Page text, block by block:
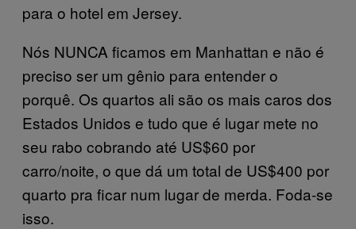
para o hotel em Jersey.
Nós NUNCA ficamos em Manhattan e não é
preciso ser um gênio para entender o
porquê. Os quartos ali são os mais caros dos
Estados Unidos e tudo que é lugar mete no
seu rabo cobrando até US$60 por
carro/noite, o que dá um total de US$400 por
quarto pra ficar num lugar de merda. Foda-se
isso.